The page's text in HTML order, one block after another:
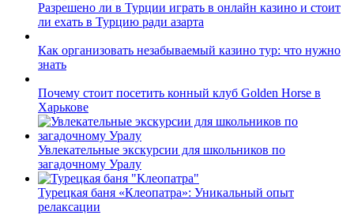
Разрешено ли в Турции играть в онлайн казино и стоит
ли ехать в Турцию ради азарта
Как организовать незабываемый казино тур: что нужно
знать
Почему стоит посетить конный клуб Golden Horse в
Харькове
Увлекательные экскурсии для школьников по
загадочному Уралу
Турецкая баня «Клеопатра»: Уникальный опыт
релаксации